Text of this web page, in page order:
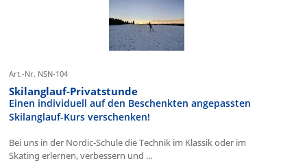
Art.-Nr. NSN-104
Skilanglauf-Privatstunde
Einen individuell auf den Beschenkten angepassten
Skilanglauf-Kurs verschenken!
Bei uns in der Nordic-Schule die Technik im Klassik oder im
Skating erlernen, verbessern und ...